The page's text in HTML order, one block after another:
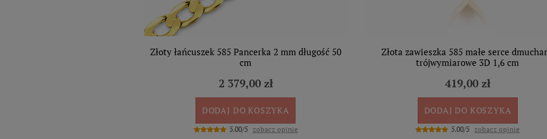
Złoty łańcuszek 585 Pancerka 2 mm długość 50
cm
2 379,00 zł
DODAJ DO KOSZYKA
5.00/5 zobacz opinie
Złota zawieszka 585 małe serce
trójwymiarowe 3D 1,6 cm
419,00 zł
DODAJ DO KOSZYKA
5.00/5 zobacz opinie